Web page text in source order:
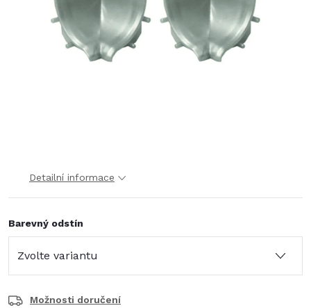
Detailní informace
Barevný odstín
Možnosti doručení